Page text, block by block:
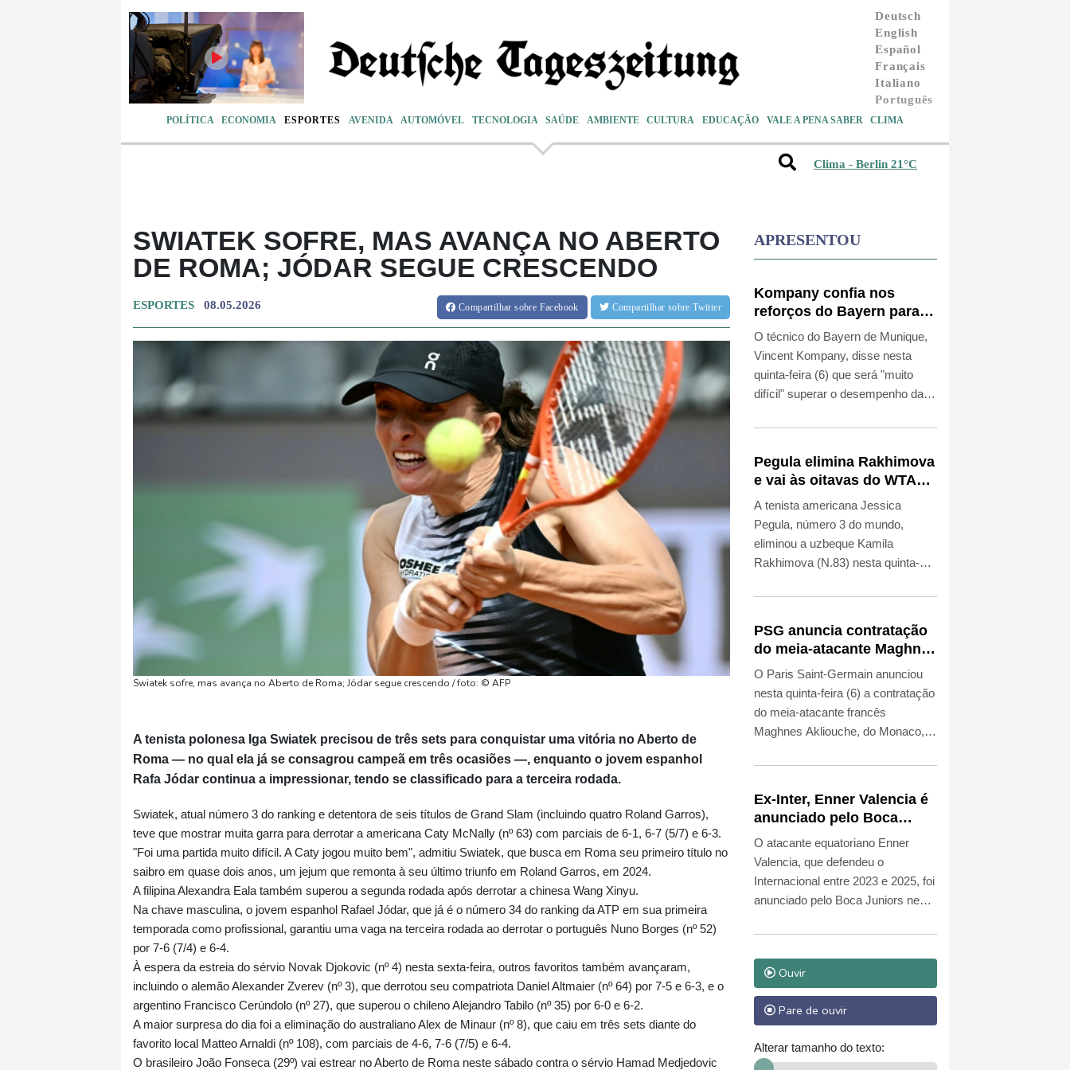
Deutsch
English
Español
Français
Italiano
Português
POLÍTICA ECONOMIA ESPORTES AVENIDA AUTOMÓVEL TECNOLOGIA SAÚDE AMBIENTE CULTURA EDUCAÇÃO VALE A PENA SABER CLIMA
Clima - Berlin 21°C
SWIATEK SOFRE, MAS AVANÇA NO ABERTO
DE ROMA; JÓDAR SEGUE CRESCENDO
ESPORTES 08.05.2026 Compartilharsobre Facebook Compartilhar sobre Twitter
Swiatek sofre, mas avança no Aberto de Roma; Jódar segue crescendo / foto: © AFP
A tenista polonesa Iga Swiatek precisou de três sets para conquistar uma vitória no Aberto de
Roma — no qual ela já se consagrou campeã em três ocasiões —, enquanto o jovem espanhol
Rafa Jódar continua a impressionar, tendo se classificado para a terceira rodada.
Swiatek, atual número 3 do ranking e detentora de seis títulos de Grand Slam (incluindo quatro Roland Garros),
teve que mostrar muita garra para derrotar a americana Caty McNally (nº 63) com parciais de 6-1, 6-7 (5/7) e 6-3.
"Foi uma partida muito difícil. A Caty jogou muito bem", admitiu Swiatek, que busca em Roma seu primeiro título no
saibro em quase dois anos, um jejum que remonta à seu último triunfo em Roland Garros, em 2024.
A filipina Alexandra Eala também superou a segunda rodada após derrotar a chinesa Wang Xinyu.
Na chave masculina, o jovem espanhol Rafael Jódar, que já é o número 34 do ranking da ATP em sua primeira
temporada como profissional, garantiu uma vaga na terceira rodada ao derrotar o português Nuno Borges (nº 52)
por 7-6 (7/4) e 6-4.
À espera da estreia do sérvio Novak Djokovic (nº 4) nesta sexta-feira, outros favoritos também avançaram,
incluindo o alemão Alexander Zverev (nº 3), que derrotou seu compatriota Daniel Altmaier (nº 64) por 7-5 e 6-3, e o
argentino Francisco Cerúndolo (nº 27), que superou o chileno Alejandro Tabilo (nº 35) por 6-0 e 6-2.
A maior surpresa do dia foi a eliminação do australiano Alex de Minaur (nº 8), que caiu em três sets diante do
favorito local Matteo Arnaldi (nº 108), com parciais de 4-6, 7-6 (7/5) e 6-4.
O brasileiro João Fonseca (29º) vai estrear no Aberto de Roma neste sábado contra o sérvio Hamad Medjedovic
APRESENTOU
Kompany confia nos
reforços do Bayern para
conquistar a Champions
O técnico do Bayern de Munique,
Vincent Kompany, disse nesta
quinta-feira (6) que será "muito
difícil" superar o desempenho da
confiança com a chegada dos
ao seu primeiro título da Liga dos
Campeões desde 2020.
Pegula elimina Rakhimova
e vai às oitavas do WTA
1000 de Toronto
A tenista americana Jessica
Pegula, número 3 do mundo,
eliminou a uzbeque Kamila
Rakhimova (N.83) nesta quinta-
final do WTA 1000 de Toronto.
PSG anuncia contratação
do meia-atacante Maghnes
Akliouche
O Paris Saint-Germain anunciou
nesta quinta-feira (6) a contratação
do meia-atacante francês
Maghnes Akliouche, do Monaco,
bicampeão europeu até 2031.
Ex-Inter, Enner Valencia é
anunciado pelo Boca
Juniors
O atacante equatoriano Enner
Valencia, que defendeu o
Internacional entre 2023 e 2025, foi
anunciado pelo Boca Juniors nesta
Ouvir
Pare de ouvir
Alterar tamanho do texto: